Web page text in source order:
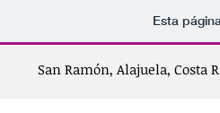
Esta
San Ramón, Alajuela, Costa